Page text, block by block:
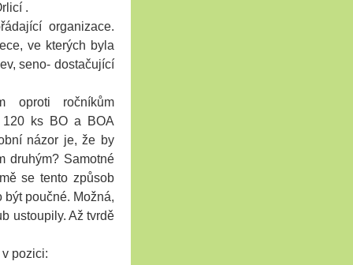
.
organizace.
ve kterých byla
seno- dostačující
oproti ročníkům
120 ks BO a BOA
názor je, že by
druhým? Samotné
se tento způsob
poučné. Možná,
ustoupily. Až tvrdě
pozici: